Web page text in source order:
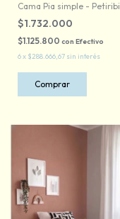
Cama Pia simple - Petiribi
$1.732.000
$1.125.800 con Efectivo
6x $288.666,67 sin interés
Comprar